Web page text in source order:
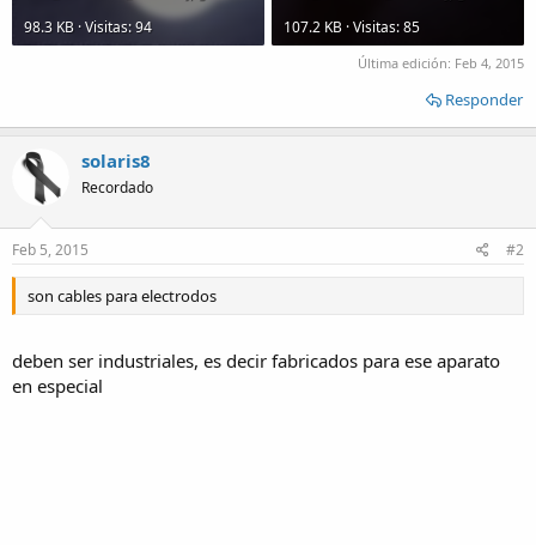
98.3 KB · Visitas: 94
107.2 KB · Visitas: 85
Última edición: Feb 4, 2015
Responder
solaris8
Recordado
Feb 5, 2015 #2
son cables para electrodos
deben ser industriales, es decir fabricados para ese aparato
en especial